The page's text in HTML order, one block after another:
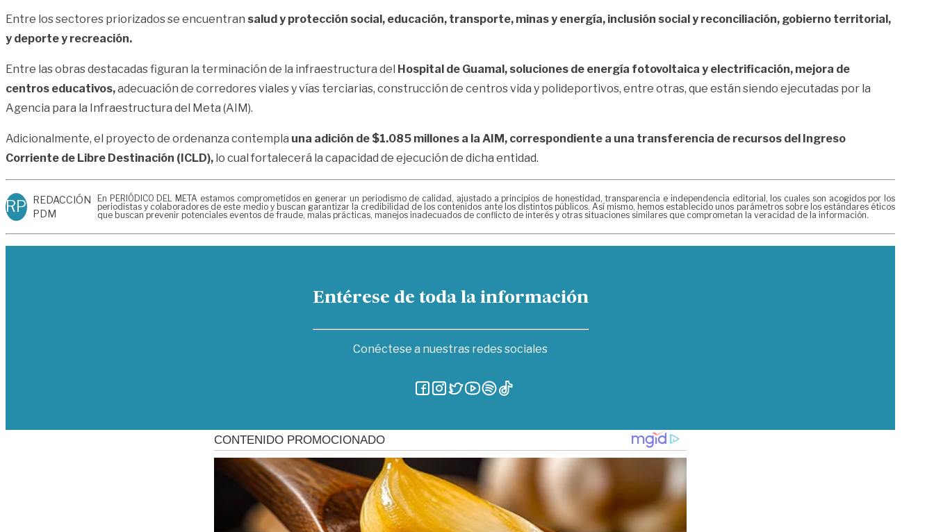
Entre los sectores priorizados se encuentran salud y protección social, educación, transporte, minas y energía, inclusión social y reconciliación, gobierno territorial,
y deporte y recreación.
Entre las obras destacadas figuran la terminación de la infraestructura del Hospital de Guamal, soluciones de energía fotovoltaica y electrificación, mejora de
centros educativos,adecuación de corredores viales y vías terciarias, construcción de centros vida y polideportivos, entre otras, que están siendo ejecutadas por la
Agencia para la Infraestructura del Meta (AIM).
Adicionalmente, el proyecto de ordenanza contempla una adición de $1.085 millones a la AIM, correspondiente a una transferencia de recursos del Ingreso
Corriente de Libre Destinación (ICLD), lo cual fortalecerá la capacidad de ejecución de dicha entidad.
RP REDACCIÓN
PDM
En PERIÓDICO DEL META estamos comprometidos en generar un periodismo de calidad, ajustado a principios de honestidad, transparencia e independencia editorial, los cuales son acogidos por los
periodistas y colaboradores de este medio y buscan garantizar la credibilidad de los contenidos ante los distintos públicos. Así mismo, hemos establecido unos parámetros sobre los estándares éticos
que buscan prevenir potenciales eventos de fraude, malas prácticas, manejos inadecuados de conflicto de interés y otras situaciones similares que comprometan la veracidad de la información.
Entérese de toda la información
Conéctese a nuestras redes sociales